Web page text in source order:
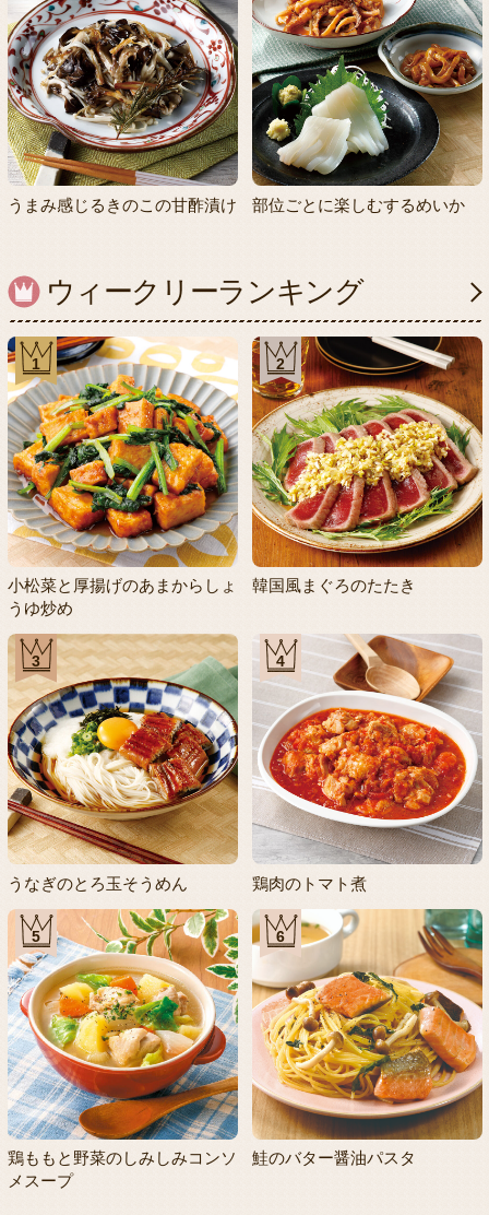
うまみ感じるきのこの甘酢漬け 部位ごとに楽しむするめいか
ウィークリーランキング
1
小松菜と厚揚げのあまからしょ
うゆ炒め
2
韓国風まぐろのたたき
3
うなぎのとろ玉そうめん
4
鶏肉のトマト煮
5
鶏ももと野菜のしみしみコンソ
メスープ
6
鮭のバター醤油パスタ